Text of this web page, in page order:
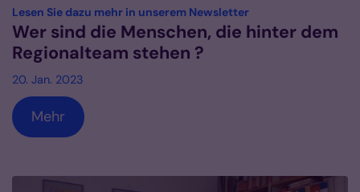
Lesen Sie dazu mehr in unserem Newsletter:
Wer sind die Menschen, die hinter dem
Regionalteam stehen ?
20. Jan. 2023
Mehr